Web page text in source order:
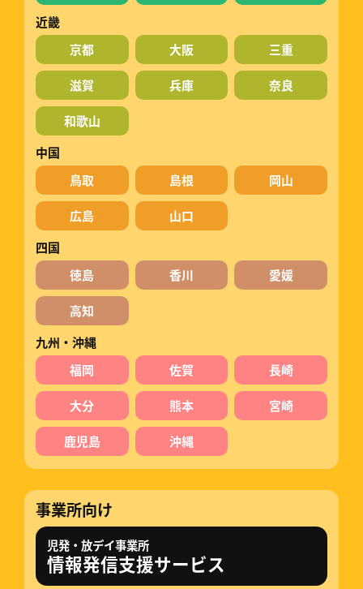
近畿
京都
大阪 三重
滋賀 兵庫 奈良
和歌山
中国
鳥取
島根 岡山
広島
山口
四国
徳島
香川 愛媛
高知
九州・沖縄
福岡
佐賀 長崎
大分 熊本 宮崎
鹿児島 沖縄
事業所向け
児発・放デイ事業所
情報発信支援サービス